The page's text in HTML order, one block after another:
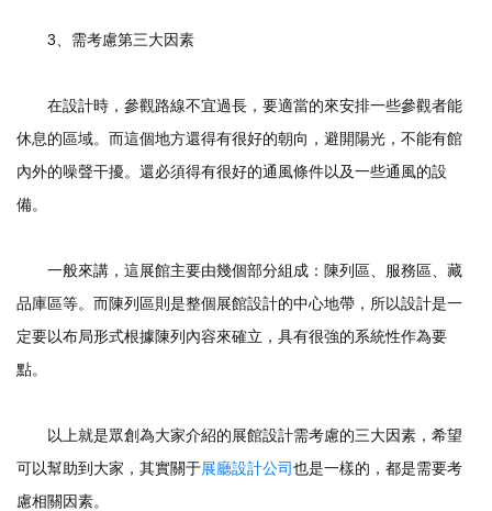
3、需考慮第三大因素
在設計時，參觀路線不宜過長，要適當的來安排一些參觀者能
休息的區域。而這個地方還得有很好的朝向，避開陽光，不能有館
內外的噪聲干擾。還必須得有很好的通風條件以及一些通風的設
備。
一般來講，這展館主要由幾個部分組成：陳列區、服務區、藏
品庫區等。而陳列區則是整個展館設計的中心地帶，所以設計是一
定要以布局形式根據陳列內容來確立，具有很強的系統性作為要
點。
以上就是眾創為大家介紹的展館設計需考慮的三大因素，希望
可以幫助到大家，其實關于展廳設計公司也是一樣的，都是需要考
慮相關因素。